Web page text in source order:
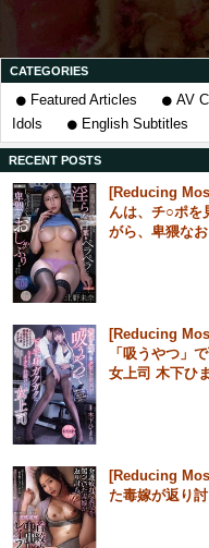
CATEGORIES
Featured Articles AV
Idols
English Subtitles
RECENT POSTS
[Reducing
んは、チ○ポを
がら、卑猥な
[Reducing
「吸うやつ」
女上司 木下ひ
[Reducing
た毒嫁が返り